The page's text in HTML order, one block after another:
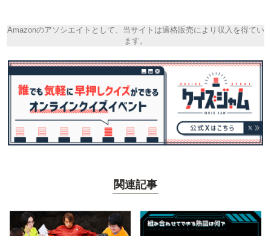
Amazonのアソシエイトとして、当サイトは適格販売により収入を得てい
ます。
関連記事